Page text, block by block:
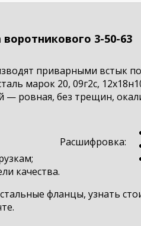
3-50-63
приварными встык
марок 20, 09г2с,
— ровная, без трещин,
качества.
Расшифровка:
фланцы, узнать